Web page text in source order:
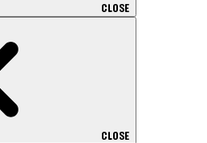
CLOSE
CLOSE